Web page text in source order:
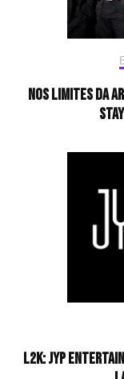
Nos limites da
L2K: JYP